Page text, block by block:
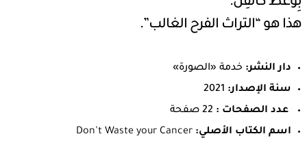
هذا هو “التراث الفرح الغالب”.
دار النشر: خدمة «الصورة»
سنة الإصدار: 2021
عدد الصفحات : 22 صفحة
اسم الكتاب الأصلي: Don’t Waste your Cancer